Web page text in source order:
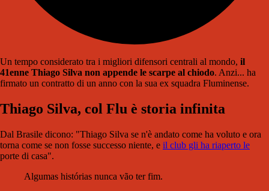
Un tempo considerato tra i migliori difensori centrali al mondo, il
41enne Thiago Silva non appende le scarpe al chiodo. Anzi... ha
firmato un contratto di un anno con la sua ex squadra Fluminense.
Thiago Silva, col Flu è storia infinita
Dal Brasile dicono: "Thiago Silva se n'è andato come ha voluto e ora
torna come se non fosse successo niente, e il club gli ha riaperto le
porte di casa".
Algumas histórias nunca vão ter fim.